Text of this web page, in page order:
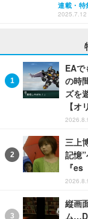
連載・特
EAで
の時
ズを
【オ
三上
記憶
『es
縦画
ム